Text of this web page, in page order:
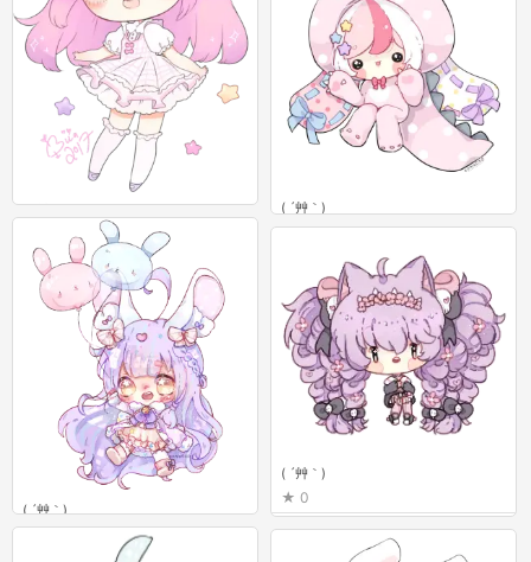
( ´艸｀)
( ´艸｀)
( ´艸｀)
0
( ´艸｀)
1